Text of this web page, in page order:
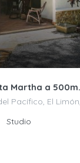
Studio